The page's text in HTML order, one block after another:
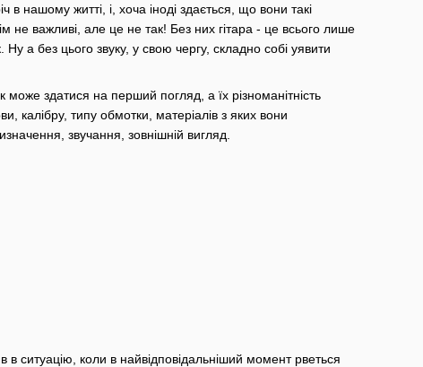
в нашому житті, і, хоча іноді здається, що вони такі
не важливі, але це не так! Без них гітара - це всього лише
а без цього звуку, у свою чергу, складно собі уявити
може здатися на перший погляд, а їх різноманітність
калібру, типу обмотки, матеріалів з яких вони
звучання, зовнішній вигляд.
в ситуацію, коли в найвідповідальніший момент рветься